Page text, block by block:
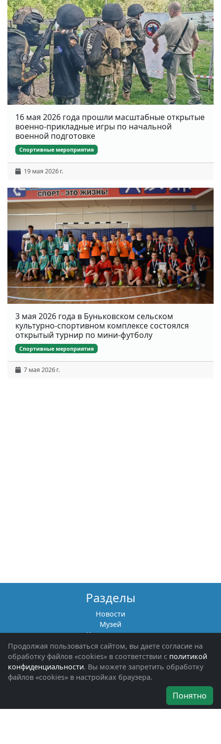
16 мая 2026 года прошли масштабные открытые
военно-прикладные игры по начальной
военной подготовке
Спортивные мероприятия
19 мая 2026 г.
3 мая 2026 года в Буньковском сельском
культурно-спортивном комплексе состоялся
открытый турнир по мини-футболу
Спортивные мероприятия
7 мая 2026 г.
Разделы
Новости
Музей
Книги памяти
Фотоальбомы
Обращения граждан
Помощь участникам СВО и их семьям
Об организации
Наши награды
Продолжая пользоваться сайтом, вы даете согласие на
обработку файлов «cookies» в соответствии с политикой
конфиденциальности. Вы можете запретить обработку
файлов «cookies» в настройках браузера.
Понятно